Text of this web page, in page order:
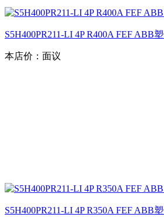
S5H400PR211-LI 4P R400A FEF ABB
本店价： 面议
S5H400PR211-LI 4P R350A FEF ABB